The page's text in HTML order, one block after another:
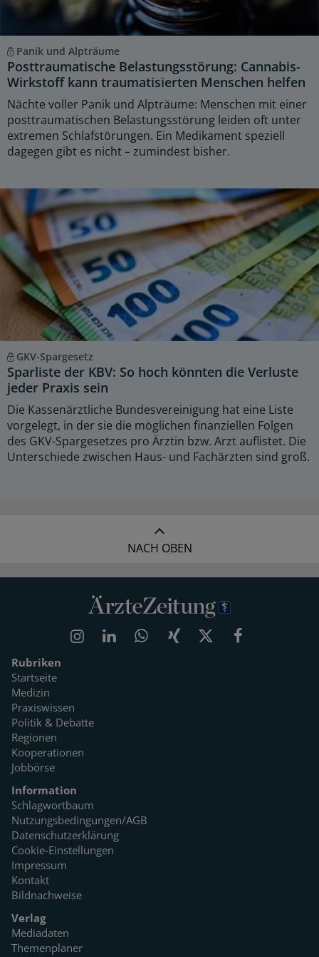
Panik und Alpträume
Posttraumatische Belastungsstörung: Cannabis-
Wirkstoff kann traumatisierten Menschen helfen
Nächte voller Panik und Alpträume: Menschen mit einer
posttraumatischen Belastungsstörung leiden oft unter
extremen Schlafstörungen. Ein Medikament speziell
dagegen gibt es nicht – zumindest bisher.
GKV-Spargesetz
Sparliste der KBV: So hoch könnten die Verluste
jeder Praxis sein
Die Kassenärztliche Bundesvereinigung hat eine Liste
vorgelegt, in der sie die möglichen finanziellen Folgen
des GKV-Spargesetzes pro Ärztin bzw. Arzt auflistet. Die
Unterschiede zwischen Haus- und Fachärzten sind groß.
NACH OBEN
Rubriken
Startseite
Medizin
Praxiswissen
Politik & Debatte
Regionen
Kooperationen
Jobbörse
Information
Schlagwortbaum
Nutzungsbedingungen/AGB
Datenschutzerklärung
Cookie-Einstellungen
Impressum
Kontakt
Bildnachweise
Verlag
Mediadaten
Themenplaner